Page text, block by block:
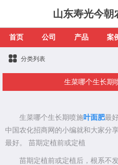
山东寿光今朝
首页 公司 产品 案
分类列表
生菜哪个生长期
生菜哪个生长期喷施叶面肥最
中国农化招商网的小编就和大家分
最好。 苗期定植前或定植
苗期定植前或定植后，根系不